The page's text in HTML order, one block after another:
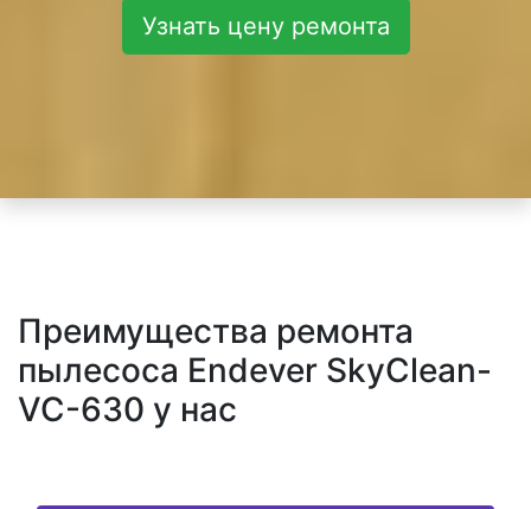
Узнать цену ремонта
Преимущества ремонта
пылесоса Endever SkyClean-
VC-630 у нас